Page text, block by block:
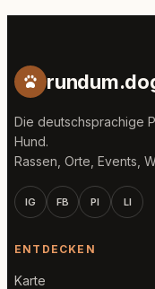
Die deutschsprachige
Hund.
Rassen, Orte, Events,
IG FB PI LI
ENTDECKEN
Karte